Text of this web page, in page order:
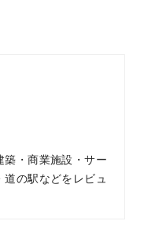
・商業施設・サー
の駅などをレビュ